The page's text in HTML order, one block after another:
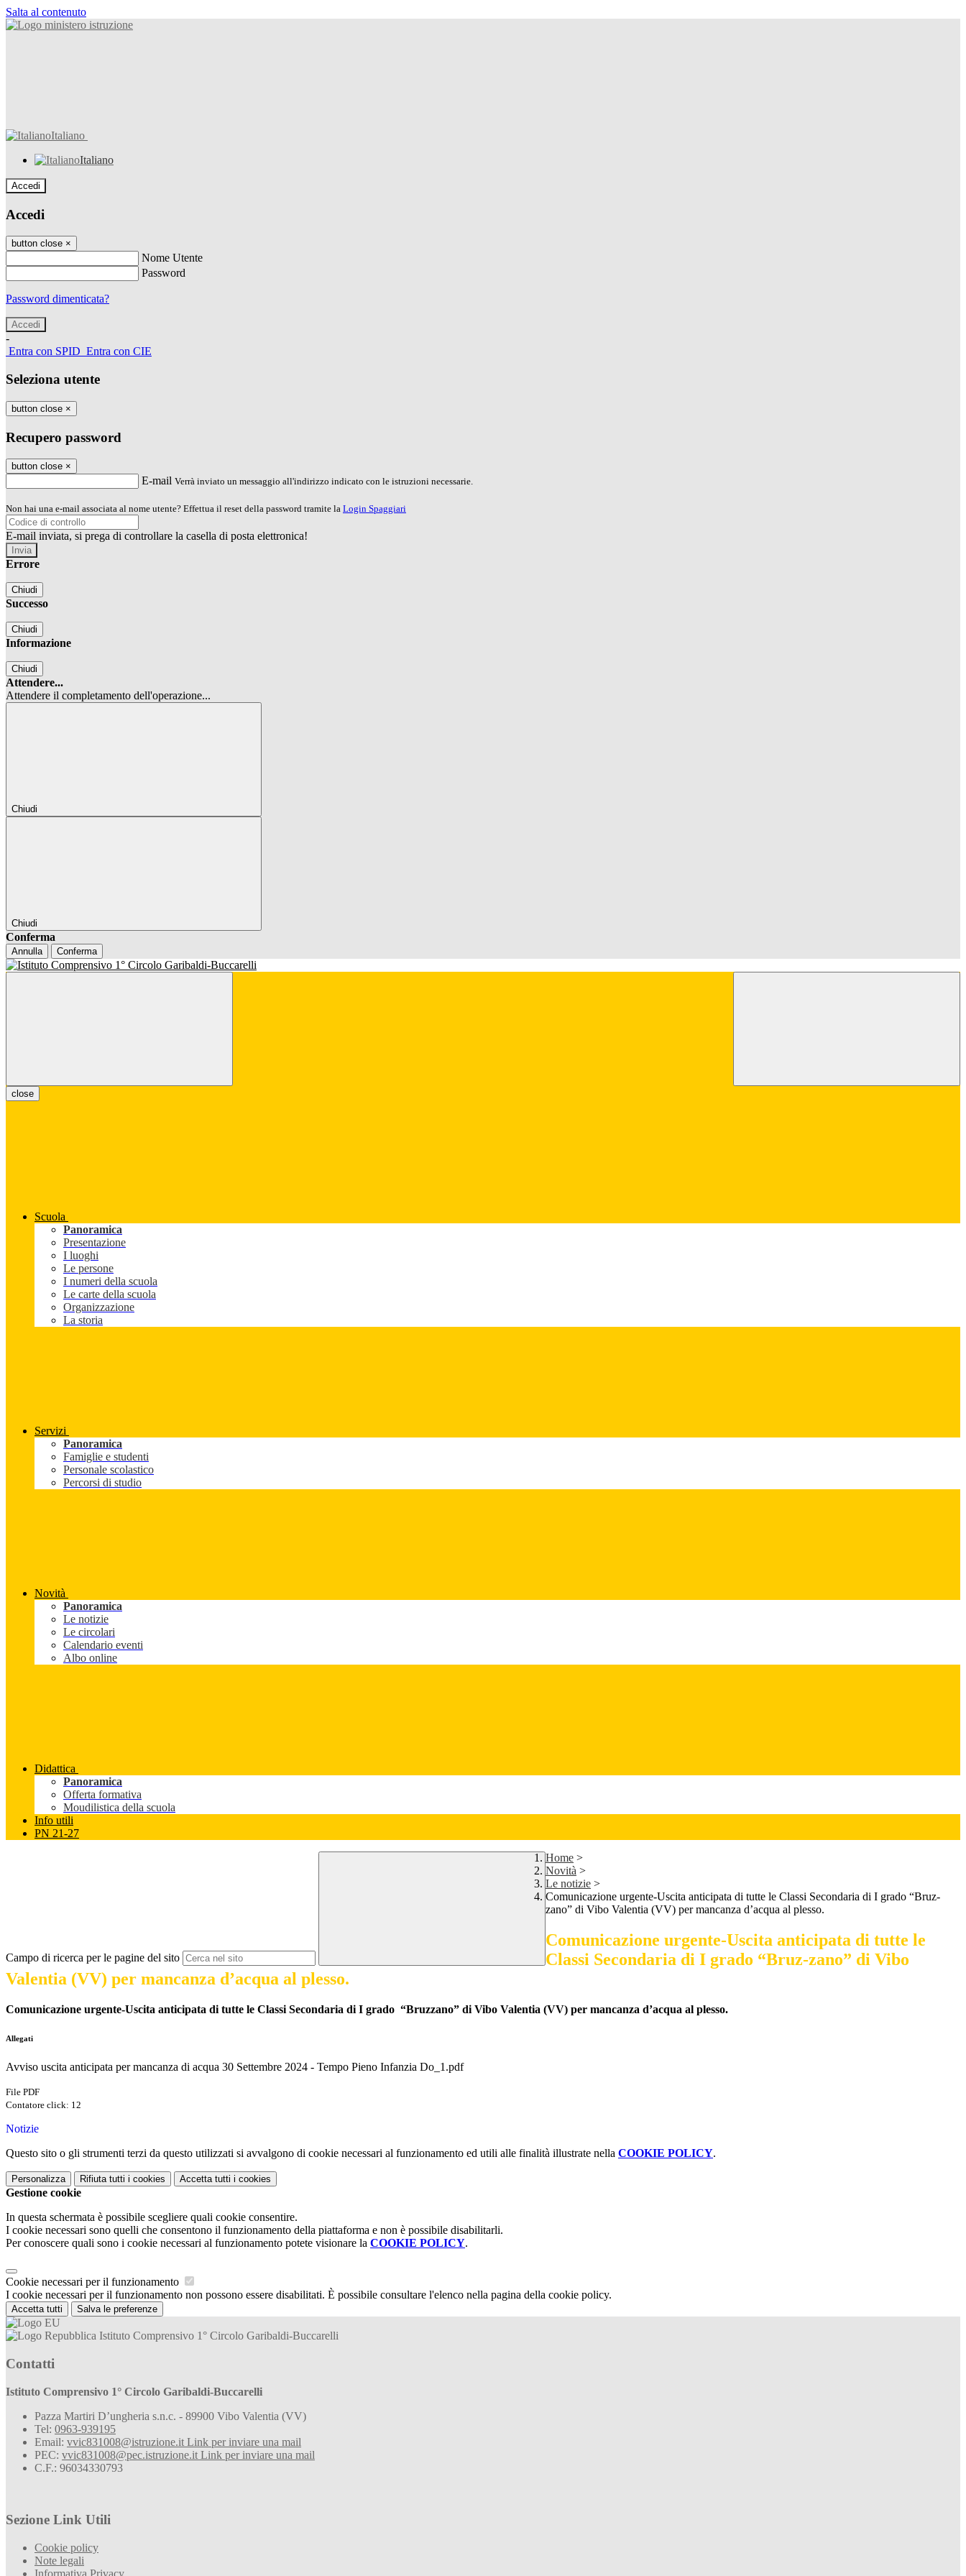
Salta al contenuto
Italiano
Italiano
Accedi
Accedi
button close ×
Nome Utente
Password
Password dimenticata?
-
Entra con SPID Entra con CIE
Seleziona utente
button close ×
Recupero password
button close ×
E-mail Verrà inviato un messaggio all'indirizzo indicato con le istruzioni necessarie.
Non hai una e-mail associata al nome utente? Effettua il reset della password tramite la Login Spaggiari
E-mail inviata, si prega di controllare la casella di posta elettronica!
Errore
Chiudi
Successo
Chiudi
Informazione
Chiudi
Attendere...
Attendere il completamento dell'operazione...
Chiudi
Chiudi
Conferma
Annulla Conferma
close
Scuola
Panoramica
Presentazione
I luoghi
Le persone
I numeri della scuola
Le carte della scuola
Organizzazione
La storia
Servizi
Panoramica
Famiglie e studenti
Personale scolastico
Percorsi di studio
Novità
Panoramica
Le notizie
Le circolari
Calendario eventi
Albo online
Didattica
Panoramica
Offerta formativa
Moudilistica della scuola
Info utili
PN 21-27
Campo di ricerca per le pagine del sito
Home >
Novità >
Le notizie >
Comunicazione urgente-Uscita anticipata di tutte le Classi Secondaria di I grado “Bruz-
zano” di Vibo Valentia (VV) per mancanza d’acqua al plesso.
Comunicazione urgente-Uscita anticipata di tutte le
Classi Secondaria di I grado “Bruz-zano” di Vibo
Valentia (VV) per mancanza d’acqua al plesso.
Comunicazione urgente-Uscita anticipata di tutte le Classi Secondaria di I grado “Bruzzano” di Vibo Valentia (VV) per mancanza d’acqua al plesso.
Allegati
Avviso uscita anticipata per mancanza di acqua 30 Settembre 2024 - Tempo Pieno Infanzia Do_1.pdf
File PDF
Contatore click: 12
Notizie
Questo sito o gli strumenti terzi da questo utilizzati si avvalgono di cookie necessari al funzionamento ed utili alle finalità illustrate nella COOKIE POLICY.
Personalizza Rifiuta tutti i cookies Accetta tutti i cookies
Gestione cookie
In questa schermata è possibile scegliere quali cookie consentire.
I cookie necessari sono quelli che consentono il funzionamento della piattaforma e non è possibile disabilitarli.
Per conoscere quali sono i cookie necessari al funzionamento potete visionare la COOKIE POLICY.
Cookie necessari per il funzionamento
I cookie necessari per il funzionamento non possono essere disabilitati. È possibile consultare l'elenco nella pagina della cookie policy.
Accetta tutti Salva le preferenze
Istituto Comprensivo 1° Circolo Garibaldi-Buccarelli
Contatti
Istituto Comprensivo 1° Circolo Garibaldi-Buccarelli
Pazza Martiri D’ungheria s.n.c. - 89900 Vibo Valentia (VV)
Tel: 0963-939195
Email: vvic831008@istruzione.it Link per inviare una mail
PEC: vvic831008@pec.istruzione.it Link per inviare una mail
C.F.: 96034330793
Sezione Link Utili
Cookie policy
Note legali
Informativa Privacy